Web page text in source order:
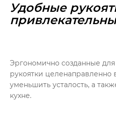
Удобные
Эргономично созданные
рукоятки целенаправленно
уменьшить усталость, а
кухне.